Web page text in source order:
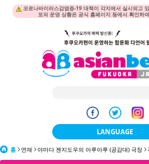
코로나바이러스감염증-19 대책이 각지에서 실시되고
포의 운영 상황은 공식 홈페이지 등에서 확인하
LANGUAGE
日本語
홈 연재 야마다 젠지도우의 아루아루 (공감대) 극장